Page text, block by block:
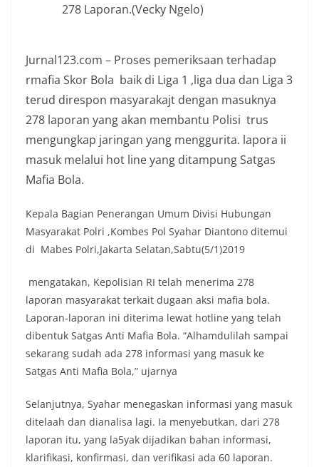
278 Laporan.(Vecky Ngelo)
Jurnal123.com – Proses pemeriksaan terhadap
rmafia Skor Bola baik di Liga 1 ,liga dua dan Liga 3
terud direspon masyarakajt dengan masuknya
278 laporan yang akan membantu Polisi trus
mengungkap jaringan yang menggurita. lapora ii
masuk melalui hot line yang ditampung Satgas
Mafia Bola.
Kepala Bagian Penerangan Umum Divisi Hubungan
Masyarakat Polri ,Kombes Pol Syahar Diantono ditemui
di Mabes Polri,Jakarta Selatan,Sabtu(5/1)2019
mengatakan, Kepolisian RI telah menerima 278
laporan masyarakat terkait dugaan aksi mafia bola.
Laporan-laporan ini diterima lewat hotline yang telah
dibentuk Satgas Anti Mafia Bola. “Alhamdulilah sampai
sekarang sudah ada 278 informasi yang masuk ke
Satgas Anti Mafia Bola,” ujarnya
Selanjutnya, Syahar menegaskan informasi yang masuk
ditelaah dan dianalisa lagi. Ia menyebutkan, dari 278
laporan itu, yang la5yak dijadikan bahan informasi,
klarifikasi, konfirmasi, dan verifikasi ada 60 laporan.